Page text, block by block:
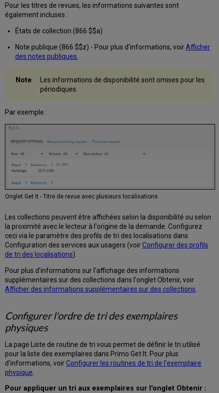
Pour les titres de revues, les informations suivantes sont
également incluses :
États de collection (866 $$a)
Note publique (866 $$z) - Pour plus d'informations, voirAfficher
des notes publiques.
Les informations de disponibilité sont omises pour les
périodiques.
Par exemple :
Onglet Get It - Titre de revue avec plusieurs localisations
Les collections peuvent être affichées selon la disponibilité ou selon
la proximité avec le lecteur à l'origine de la demande. Configurez
ceci via le paramètre des profils de tri des localisations dans
Configuration des services aux usagers (voirConfigurer des profils
de tri des localisations).
Pour plus d'informations sur l'affichage des informations
supplémentaires sur des collections dans l'onglet Obtenir, voir
Afficher des informations supplémentaires sur des collections
Configurer l'ordre de tri des exemplaires
physiques
La page Liste de routine de tri vous permet de définir le tri utilisé
pour la liste des exemplaires dans Primo Get It. Pour plus
d'informations, voirConfigurer les routines de tri de l'exemplaire
physique
Pour appliquer un tri aux exemplaires sur l'onglet Obtenir :